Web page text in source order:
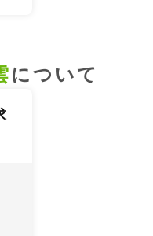
について